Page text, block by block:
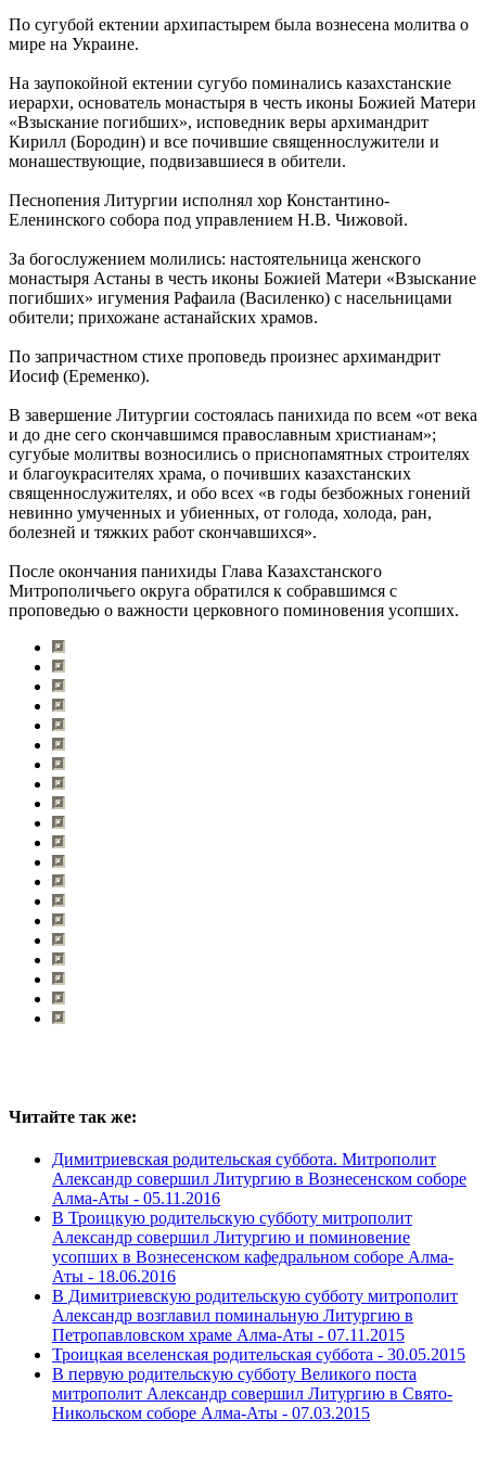
По сугубой ектении архипастырем была вознесена молитва о
мире на Украине.
На заупокойной ектении сугубо поминались казахстанские
иерархи, основатель монастыря в честь иконы Божией Матери
«Взыскание погибших», исповедник веры архимандрит
Кирилл (Бородин) и все почившие священнослужители и
монашествующие, подвизавшиеся в обители.
Песнопения Литургии исполнял хор Константино-
Еленинского собора под управлением Н.В. Чижовой.
За богослужением молились: настоятельница женского
монастыря Астаны в честь иконы Божией Матери «Взыскание
погибших» игумения Рафаила (Василенко) с насельницами
обители; прихожане астанайских храмов.
По запричастном стихе проповедь произнес архимандрит
Иосиф (Еременко).
В завершение Литургии состоялась панихида по всем «от века
и до дне сего скончавшимся православным христианам»;
сугубые молитвы возносились о приснопамятных строителях
и благоукрасителях храма, о почивших казахстанских
священнослужителях, и обо всех «в годы безбожных гонений
невинно умученных и убиенных, от голода, холода, ран,
болезней и тяжких работ скончавшихся».
После окончания панихиды Глава Казахстанского
Митрополичьего округа обратился к собравшимся с
проповедью о важности церковного поминовения усопших.
Читайте так же:
Димитриевская родительская суббота. Митрополит
Александр совершил Литургию в Вознесенском соборе
Алма-Аты - 05.11.2016
В Троицкую родительскую субботу митрополит
Александр совершил Литургию и поминовение
усопших в Вознесенском кафедральном соборе Алма-
Аты - 18.06.2016
В Димитриевскую родительскую субботу митрополит
Александр возглавил поминальную Литургию в
Петропавловском храме Алма-Аты - 07.11.2015
Троицкая вселенская родительская суббота - 30.05.2015
В первую родительскую субботу Великого поста
митрополит Александр совершил Литургию в Свято-
Никольском соборе Алма-Аты - 07.03.2015